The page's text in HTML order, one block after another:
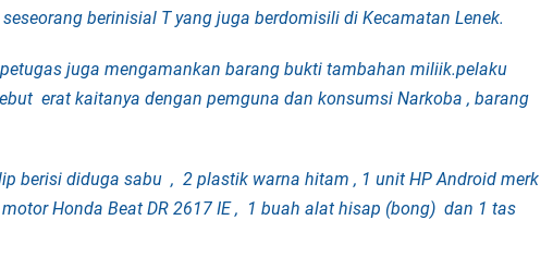
berinisial T yang juga berdomisili di Kecamatan Lenek.
juga mengamankan barang bukti tambahan miliik.pelaku
erat kaitanya dengan pemguna dan konsumsi Narkoba , barang
berisi diduga sabu , 2 plastik warna hitam , 1 unit HP Android merk
Honda Beat DR 2617 IE , 1 buah alat hisap (bong) dan 1 tas